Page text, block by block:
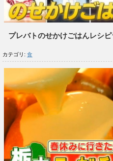
プレバトのせかけごはんレシ
カテゴリ: 食